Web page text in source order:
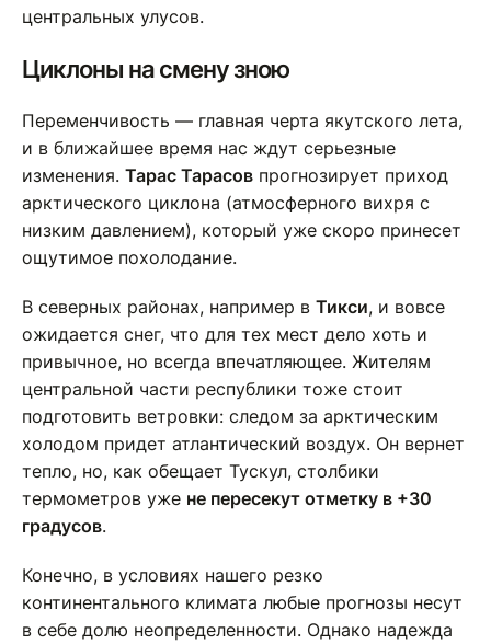
центральных улусов.
Циклоны на смену зною
Переменчивость — главная черта якутского лета,
и в ближайшее время нас ждут серьезные
изменения. Тарас Тарасов прогнозирует приход
арктического циклона (атмосферного вихря с
низким давлением), который уже скоро принесет
ощутимое похолодание.
В северных районах, например в Тикси, и вовсе
ожидается снег, что для тех мест дело хоть и
привычное, но всегда впечатляющее. Жителям
центральной части республики тоже стоит
подготовить ветровки: следом за арктическим
холодом придет атлантический воздух. Он вернет
тепло, но, как обещает Тускул, столбики
термометров уже не пересекут отметку в +30
градусов.
Конечно, в условиях нашего резко
континентального климата любые прогнозы несут
в себе долю неопределенности. Однако надежда